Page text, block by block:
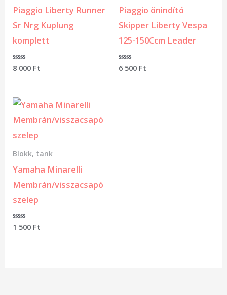
Piaggio Liberty Runner
Sr Nrg Kuplung
komplett
Értékelés:
0
8 000 Ft
Piaggio önindító
Skipper Liberty Vespa
125-150Ccm Leader
Értékelés:
0
6 500 Ft
Blokk, tank
Yamaha Minarelli
Membrán/visszacsapó
szelep
Értékelés:
1 500 Ft